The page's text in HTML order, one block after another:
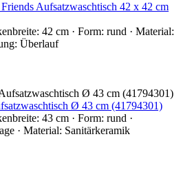
Aufsatzwaschtisch 42 x 42 cm
42 cm · Form: rund · Material:
Überlauf
Ø 43 cm (41794301)
43 cm · Form: rund ·
· Material: Sanitärkeramik